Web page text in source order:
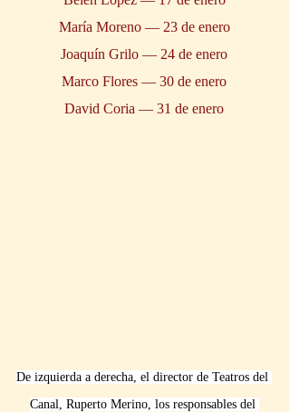
María Moreno — 23 de enero
Joaquín Grilo — 24 de enero
Marco Flores — 30 de enero
David Coria — 31 de enero
De izquierda a derecha, el director de Teatros del
Canal, Ruperto Merino, los responsables del